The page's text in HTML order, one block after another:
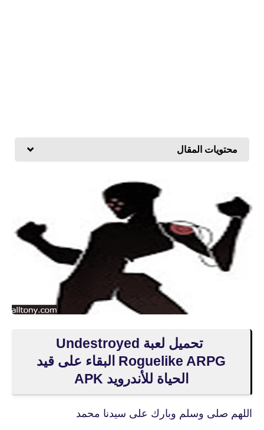
محتويات المقال
تحميل لعبة Undestroyed
Roguelike ARPG البقاء على قيد
الحياة للأندرويد APK
اللهم صلى وسلم وبارك على سيدنا محمد